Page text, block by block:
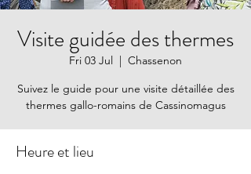
Visite guidée des thermes
Fri 03 Jul
  |
Chassenon
Suivez le guide pour une visite détaillée des
thermes gallo-romains de Cassinomagus
Heure et lieu